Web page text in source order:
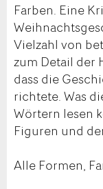
Farben. Eine
Vielzahl von
zum Detail der
dass die
richtete. Was
Wörtern lesen
Figuren und
Alle Formen,